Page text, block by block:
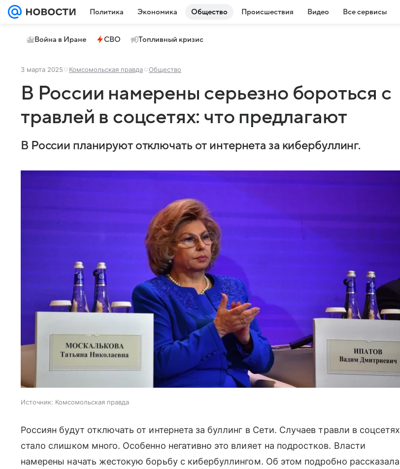
Политика Экономика Общество Происшествия Видео Все сервисы
Война в Иране СВО Топливный кризис
3 марта 2025 Комсомольская правда Общество
В России намерены серьезно бороться с
травлей в соцсетях: что предлагают
В России планируют отключать от интернета за кибербуллинг.
Источник: Комсомольская правда
Россиян будут отключать от интернета за буллинг в Сети. Случаев травли в соцсетях
стало слишком много. Особенно негативно это влияет на подростков. Власти
намерены начать жестокую борьбу с кибербуллингом. Об этом подробно рассказала